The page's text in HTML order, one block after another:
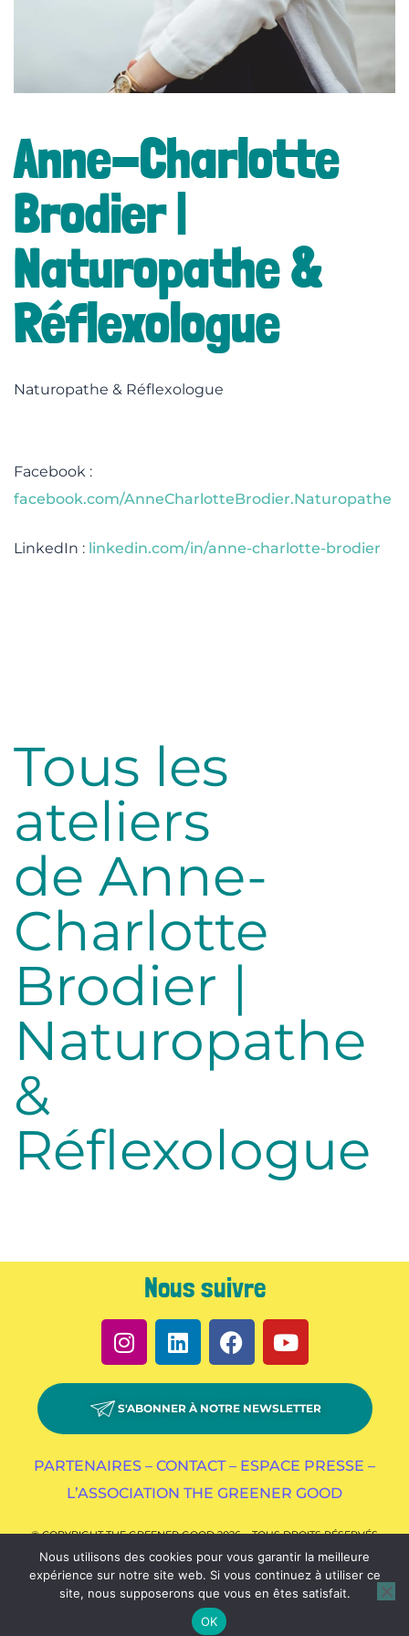
Anne-Charlotte
Brodier |
Naturopathe &
Réflexologue
Naturopathe & Réflexologue
Facebook :
facebook.com/AnneCharlotteBrodier.Naturopathe
LinkedIn : linkedin.com/in/anne-charlotte-brodier
Tous les
ateliers
de Anne-
Charlotte
Brodier |
Naturopathe
&
Réflexologue
Nous suivre
S'ABONNER À NOTRE NEWSLETTER
PARTENAIRES – CONTACT – ESPACE PRESSE –
L’ASSOCIATION THE GREENER GOOD
© COPYRIGHT THE GREENER GOOD 2026 – TOUS DROITS RÉSERVÉS
Nous utilisons des cookies pour vous garantir la meilleure
expérience sur notre site web. Si vous continuez à utiliser ce
site, nous supposerons que vous en êtes satisfait.
OK